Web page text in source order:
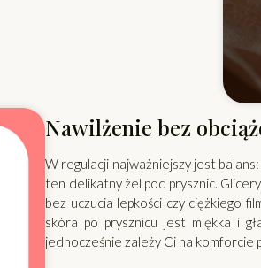
Nawilżenie bez
W regulacji najważniejszy jest
ten delikatny żel pod prysznic.
bez uczucia lepkości czy ciężkiego
skóra po prysznicu jest miękka i
jednocześnie zależy Ci na komforcie